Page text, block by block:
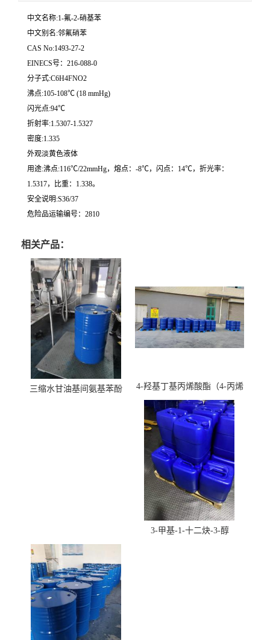
中文名称:1-氟-2-硝基苯
中文别名:邻氟硝苯
CAS No:1493-27-2
EINECS号：216-088-0
分子式:C6H4FNO2
沸点:105-108℃ (18 mmHg)
闪光点:94℃
折射率:1.5307-1.5327
密度:1.335
外观淡黄色液体
用途:沸点:116℃/22mmHg，熔点：-8℃，闪点：14℃，折光率：
1.5317，比重：1.338。
安全说明:S36/37
危险品运输编号：2810
相关产品：
三缩水甘油基间氨基苯酚
4-羟基丁基丙烯酸酯（4-丙烯
酸羟丁酯）
3-甲基-1-十二炔-3-醇